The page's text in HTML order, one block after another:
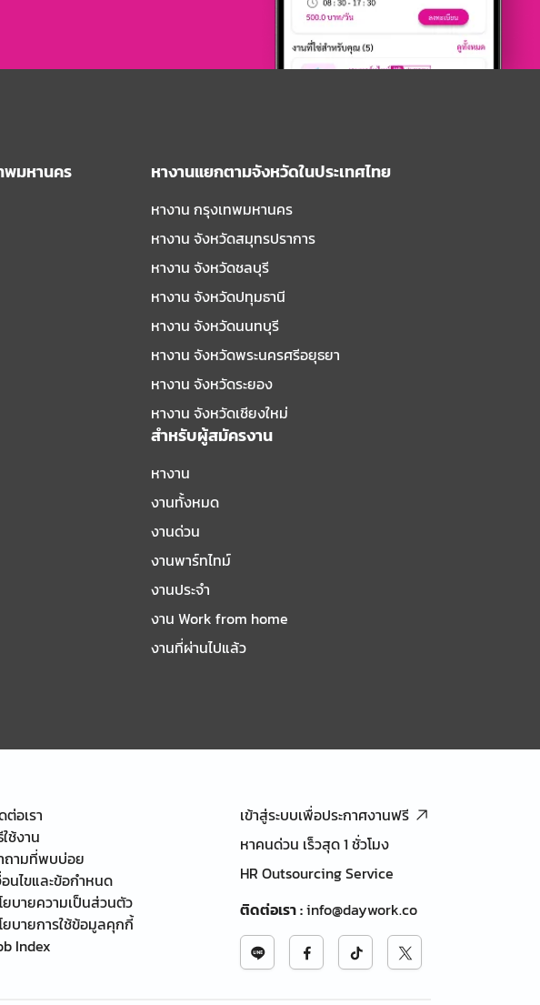
พมหานคร หางานแยกตามจังหวัดในประเทศไทย
หางาน กรุงเทพมหานคร
หางาน จังหวัดสมุทรปราการ
หางาน จังหวัดชลบุรี
หางาน จังหวัดปทุมธานี
หางาน จังหวัดนนทบุรี
หางาน จังหวัดพระนครศรีอยุธยา
หางาน จังหวัดระยอง
หางาน จังหวัดเชียงใหม่
สำหรับผู้สมัครงาน
หางาน
งานทั้งหมด
งานด่วน
งานพาร์ทไทม์
งานประจำ
งาน Work from home
งานที่ผ่านไปแล้ว
ต่อเรา
ช้งาน
ถามที่พบบ่อย
อนไขและข้อกำหนด
ยบายความเป็นส่วนตัว
ยบายการใช้ข้อมูลคุกกี้
Index
เข้าสู่ระบบเพื่อประกาศงานฟรี
หาคนด่วน เร็วสุด 1 ชั่วโมง
HR Outsourcing Service
ติดต่อเรา:info@daywork.co